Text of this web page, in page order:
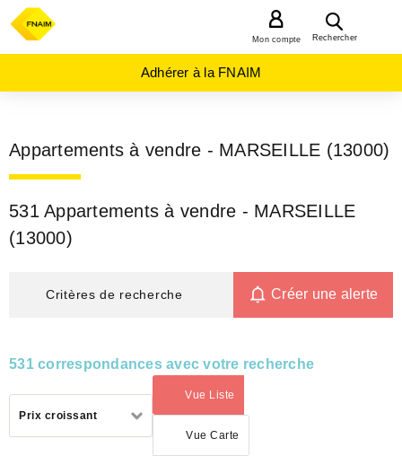
Rechercher
Mon compte
Adhérer à la FNAIM
Appartements à vendre - MARSEILLE (13000)
531 Appartements à vendre - MARSEILLE
(13000)
Critères de recherche Créer une alerte
531 correspondances avec votre recherche
Prix croissant
Vue Liste
(activé)
Vue Carte